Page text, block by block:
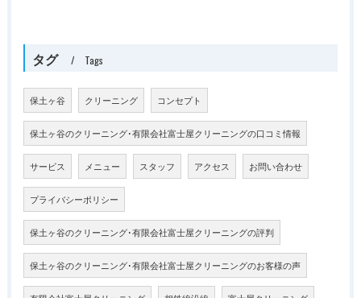
タグ Tags
保土ヶ谷 クリーニング コンセプト
保土ヶ谷のクリーニング･有限会社富士屋クリーニングの口コミ情報
サービス メニュー スタッフ アクセス お問い合わせ
プライバシーポリシー
保土ヶ谷のクリーニング･有限会社富士屋クリーニングの評判
保土ヶ谷のクリーニング･有限会社富士屋クリーニングのお客様の声